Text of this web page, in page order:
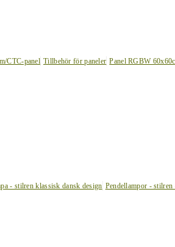
CTC-panel Tillbehör för paneler Panel RGBW
- stilren klassisk dansk design Pendellampor - stilren